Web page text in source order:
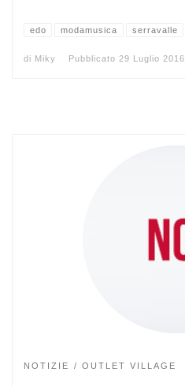
edo modamusica serravalle
di Miky Pubblicato 29 Luglio 2016
NOTIZIE OUTLET VILLAGE